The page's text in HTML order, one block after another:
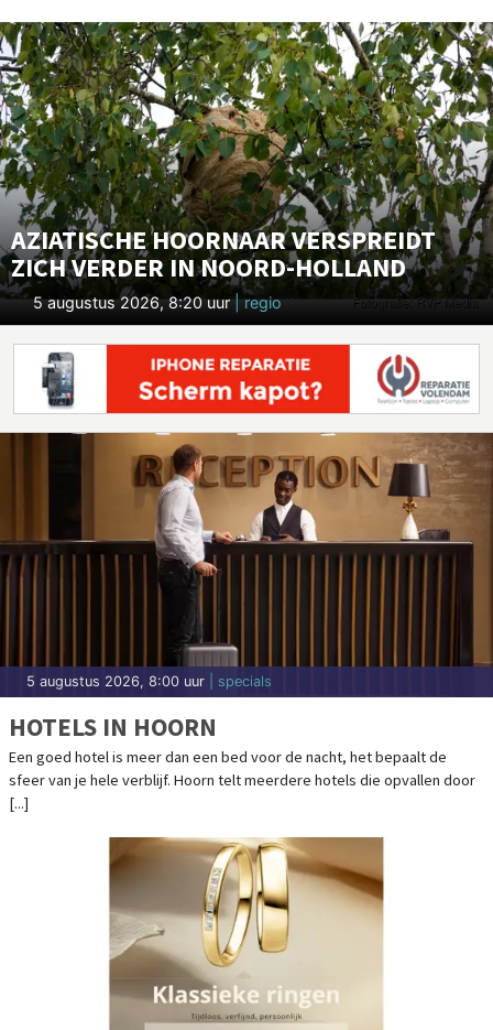
AZIATISCHE HOORNAAR VERSPREIDT
ZICH VERDER IN NOORD-HOLLAND
5 augustus 2026, 8:20 uur| regio
5 augustus 2026, 8:00 uur | specials
HOTELS IN HOORN
Een goed hotel is meer dan een bed voor de nacht, het bepaalt de
sfeer van je hele verblijf. Hoorn telt meerdere hotels die opvallen door
[...]